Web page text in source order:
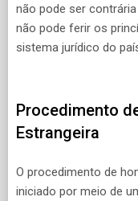
não pode ser
não pode ferir os
sistema jurídico do
Procedimento
Estrangeira
O procedimento de
iniciado por meio de